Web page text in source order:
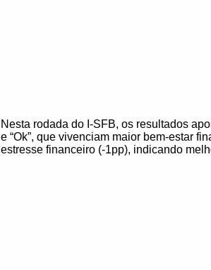
Nesta rodada do I-SFB, os resultados
e “Ok”, que vivenciam maior bem-estar
estresse financeiro (-1pp), indicando